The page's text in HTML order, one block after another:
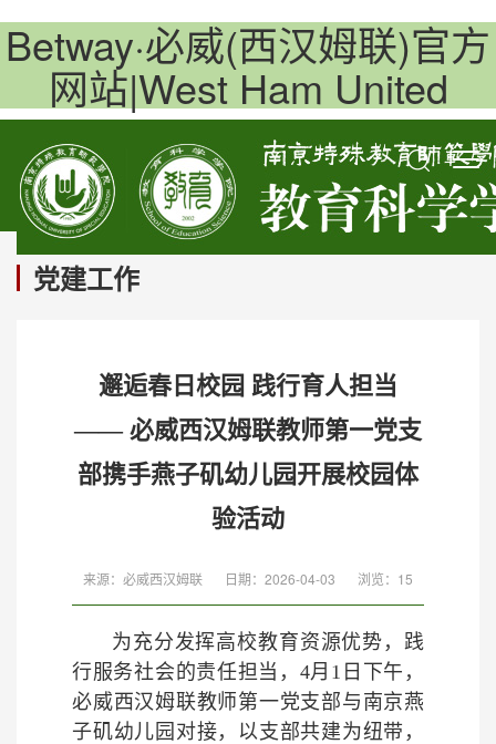
Betway·必威(西汉姆联)官方
网站|West Ham United
党建工作
邂逅春日校园 践行育人担当
—— 必威西汉姆联教师第一党支
部携手燕子矶幼儿园开展校园体
验活动
来源：必威西汉姆联 日期：2026-04-03 浏览： 15
为充分发挥高校教育资源优势，践
行服务社会的责任担当，4月1日下午，
必威西汉姆联教师第一党支部与南京燕
子矶幼儿园对接，以支部共建为纽带，